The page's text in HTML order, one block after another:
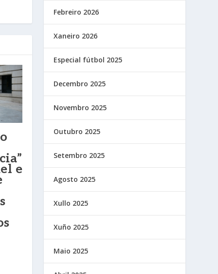
e
Febreiro 2026
Xaneiro 2026
Especial fútbol 2025
Decembro 2025
Novembro 2025
Outubro 2025
Setembro 2025
Agosto 2025
Xullo 2025
Xuño 2025
Maio 2025